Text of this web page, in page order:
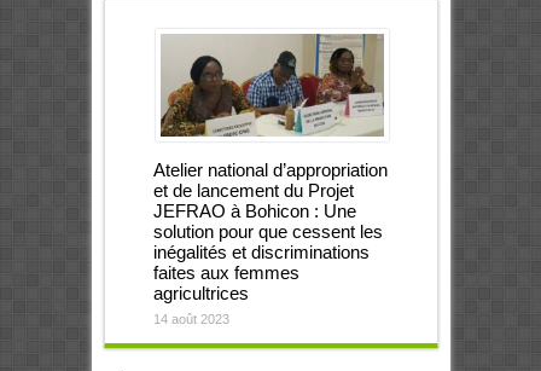
Atelier national d’appropriation
et de lancement du Projet
JEFRAO à Bohicon : Une
solution pour que cessent les
inégalités et discriminations
faites aux femmes
agricultrices
14 août 2023